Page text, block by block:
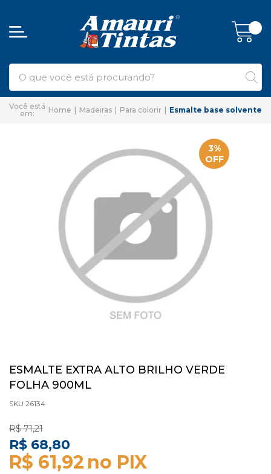
Home Madeiras Para colorir Esmalte base solvente
3%
OFF
ESMALTE EXTRA ALTO BRILHO VERDE
FOLHA 900ML
SKU 26134
R$ 71,21
R$ 68,80
R$ 61,92